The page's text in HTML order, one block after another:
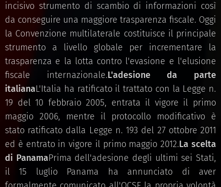
incisivo strumento di scambio di informazioni così
da conseguire una maggiore trasparenza fiscale. Oggi
la Convenzione multilaterale costituisce il principale
strumento a livello globale per incrementare la
trasparenza e la lotta contro l'evasione e l'elusione
fiscale internazionale.L'adesione da parte
italianaL'Italia ha ratificato il trattato con la Legge n.
19 del 10 febbraio 2005, entrata il vigore il primo
maggio 2006, mentre il protocollo modificativo è
stato ratificato dalla Legge n. 193 del 27 ottobre 2011
ed è entrato in vigore il primo maggio 2012.La scelta
di PanamaPrima dell'adesione degli ultimi sei Stati,
il 15 luglio Panama ha annunciato di aver